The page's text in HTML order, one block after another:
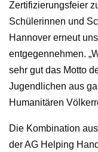
Zertifizierungsfeier
Schülerinnen und
Hannover erneut
entgegennehmen.
sehr gut das Motto
Jugendlichen aus
Humanitären
Die Kombination
der AG Helping